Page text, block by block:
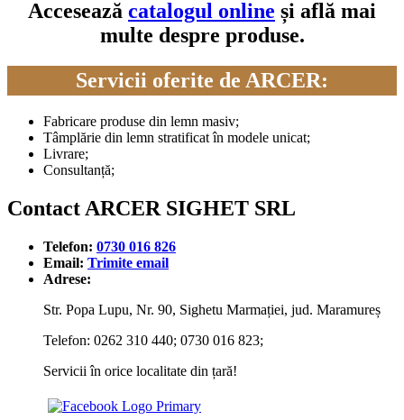
Accesează catalogul online și află mai
multe despre produse.
Servicii oferite de ARCER:
Fabricare produse din lemn masiv;
Tâmplărie din lemn stratificat în modele unicat;
Livrare;
Consultanță;
Contact ARCER SIGHET SRL
Telefon: 0730 016 826
Email: Trimite email
Adrese:
Str. Popa Lupu, Nr. 90, Sighetu Marmației, jud. Maramureș
Telefon: 0262 310 440; 0730 016 823;
Servicii în orice localitate din țară!